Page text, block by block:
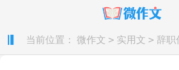
当前位置： 微作文 > 实用文 > 辞职